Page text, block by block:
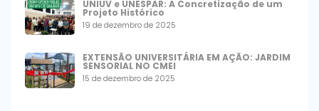
UNIUV e UNESPAR: A Concretização de um
Projeto Histórico
19 de dezembro de 2025
EXTENSÃO UNIVERSITÁRIA EM AÇÃO: JARDIM
SENSORIAL NO CMEI
15 de dezembro de 2025